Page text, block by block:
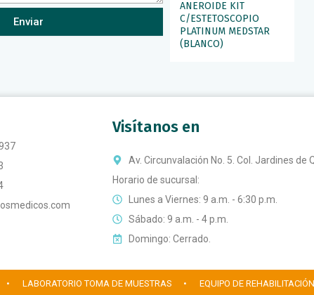
Enviar
ANEROIDE KIT
C/ESTETOSCOPIO
PLATINUM MEDSTAR
(BLANCO)
Visítanos en
Av. Circunvalación No. 5. Col. Jardines de
Horario de sucursal:
Lunes a Viernes: 9 a.m. - 6:30 p.m.
Sábado: 9 a.m. - 4 p.m.
Domingo: Cerrado.
• LABORATORIO TOMA DE MUESTRAS • EQUIPO DE REHABILITACIÓN